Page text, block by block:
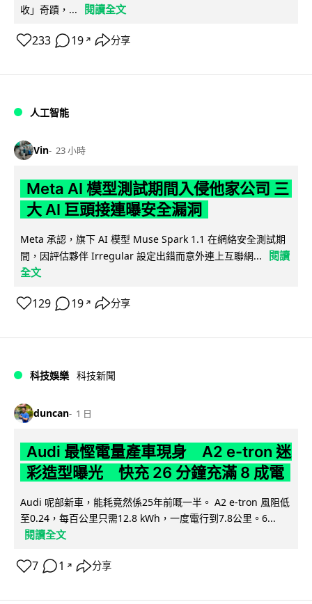
收」奇蹟，...
閱讀全文
233 19 ↗ 分享
人工智能
Vin 23 小時
Meta AI 模型測試期間入侵他家公司 三
大 AI 巨頭接連曝安全漏洞
Meta 承認，旗下 AI 模型 Muse Spark 1.1 在網絡安全測試期
間，因評估夥伴 Irregular 設定出錯而意外連上互聯網...
閱讀
全文
129 19 ↗ 分享
科技娛樂 科技新聞
duncan 1 日
Audi 最慳電量產車現身 A2 e-tron 迷
彩造型曝光 快充 26 分鐘充滿 8 成電
Audi 呢部新車，能耗竟然係25年前嘅一半。 A2 e-tron 風阻低
至0.24，每百公里只需12.8 kWh，一度電行到7.8公里。6...
閱讀全文
7 1 ↗ 分享